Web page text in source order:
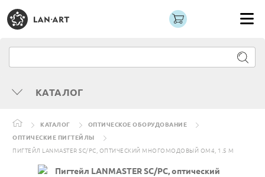
КАТАЛОГ
КАТАЛОГ
ОПТИЧЕСКОЕ ОБОРУДОВАНИЕ
ОПТИЧЕСКИЕ ПИГТЕЙЛЫ
ПИГТЕЙЛ LANMASTER SC/PC, ОПТИЧЕСКИЙ МНОГОМОДОВЫЙ OM4, 1.5 М